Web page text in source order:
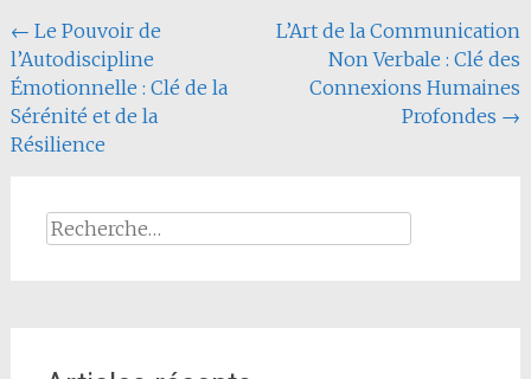
Navigation
de
l'article
← Le Pouvoir de
l’Autodiscipline
Émotionnelle : Clé de la
Sérénité et de la
Résilience
L’Art de la Communication
Non Verbale : Clé des
Connexions Humaines
Profondes →
Rechercher :